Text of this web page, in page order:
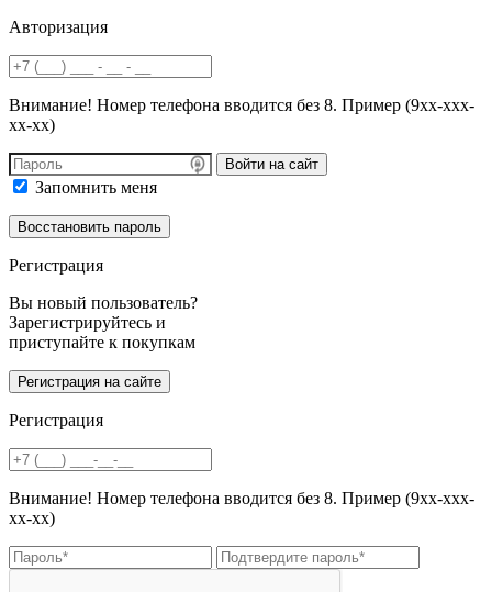
Авторизация
Внимание! Номер телефона вводится без 8. Пример (9хх-ххх-
хх-хх)
Войти на сайт
Запомнить меня
Регистрация
Вы новый пользователь?
Зарегистрируйтесь и
приступайте к покупкам
Регистрация
Внимание! Номер телефона вводится без 8. Пример (9хх-ххх-
хх-хх)